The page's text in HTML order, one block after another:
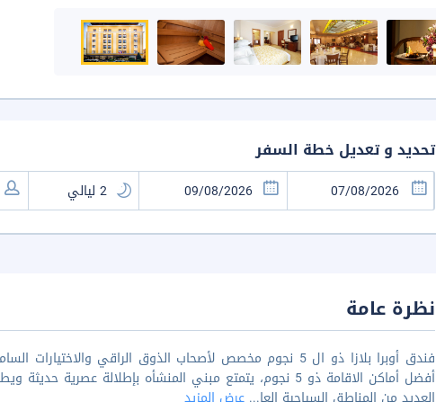
تحديد و تعديل خطة السفر
نظرة عامة
فندق أوبرا بلازا ذو ال 5 نجوم مخصص لأصحاب الذوق الراقي
أفضل أماكن الاقامة ذو 5 نجوم، يتمتع مبني المنشأه بإطلالة